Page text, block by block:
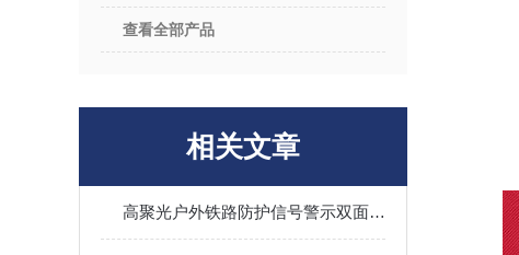
查看全部产品
相关文章
高聚光户外铁路防护信号警示双面方位灯移动可手持伸缩底部磁吸